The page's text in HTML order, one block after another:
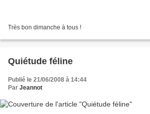
Très bon dimanche à tous !
Quiétude féline
Publié le 21/06/2008 à 14:44
Par Jeannot